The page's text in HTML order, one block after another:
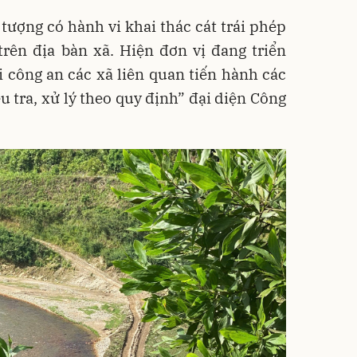
có hành vi khai thác cát trái phép
địa bàn xã. Hiện đơn vị đang triển
an các xã liên quan tiến hành các
tra, xử lý theo quy định” đại diện Công